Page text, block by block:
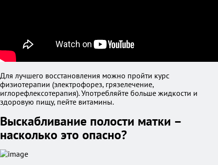
Для лучшего восстановления можно пройти курс
физиотерапии (электрофорез, грязелечение,
иглорефлексотерапия). Употребляйте больше жидкости и
здоровую пищу, пейте витамины.
Выскабливание полости матки –
насколько это опасно?